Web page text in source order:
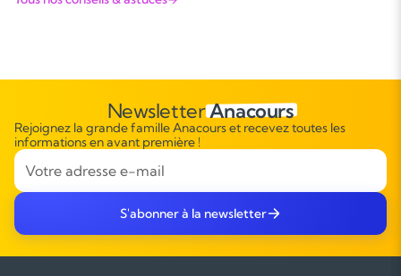
NewsletterAnacours
Rejoignez la grande famille Anacours et recevez toutes les
informations en avant première !
S'abonner à la newsletter